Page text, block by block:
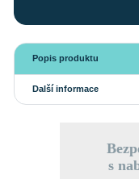
Popis produktu
Další informace
s